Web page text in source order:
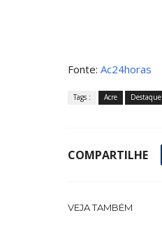
Fonte: Ac24horas
Tags : Acre Destaque
COMPARTILHE
VEJA TAMBÉM